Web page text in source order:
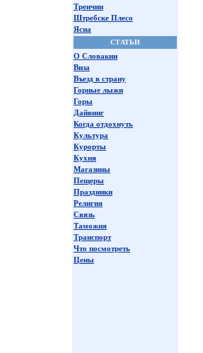
Тренчин
Штребске Плесо
Ясна
СТАТЬИ
О Словакии
Виза
Въезд в страну
Горные лыжи
Горы
Дайвинг
Когда отдохнуть
Культура
Курорты
Кухня
Магазины
Пещеры
Праздники
Религия
Связь
Таможня
Транспорт
Что посмотреть
Цены